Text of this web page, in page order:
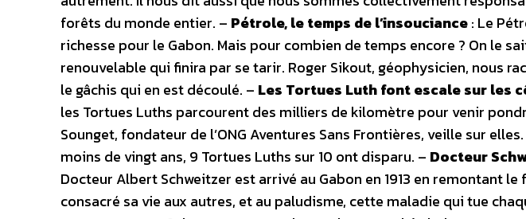
forêts du monde entier. – Pétrole, le temps de l’insouciance: Le
richesse pour le Gabon. Mais pour combien de temps encore ? On le
renouvelable qui finira par se tarir. Roger Sikout, géophysicien, nous
le gâchis qui en est découlé. – Les Tortues Luth font escale sur les
les Tortues Luths parcourent des milliers de kilomètre pour venir
Sounget, fondateur de l’ONG Aventures Sans Frontières, veille sur
moins de vingt ans, 9 Tortues Luths sur 10 ont disparu. – Docteur
Docteur Albert Schweitzer est arrivé au Gabon en 1913 en remontant le
consacré sa vie aux autres, et au paludisme, cette maladie qui tue